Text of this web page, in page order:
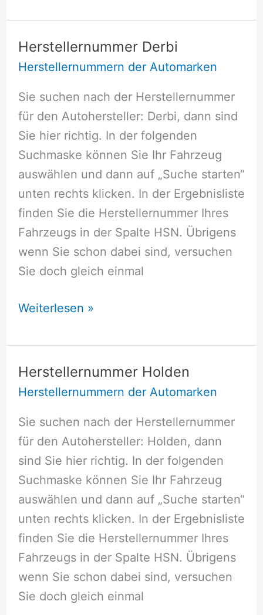
Herstellernummer Derbi
Herstellernummern der Automarken
Sie suchen nach der Herstellernummer
für den Autohersteller: Derbi, dann sind
Sie hier richtig. In der folgenden
Suchmaske können Sie Ihr Fahrzeug
auswählen und dann auf „Suche starten“
unten rechts klicken. In der Ergebnisliste
finden Sie die Herstellernummer Ihres
Fahrzeugs in der Spalte HSN. Übrigens
wenn Sie schon dabei sind, versuchen
Sie doch gleich einmal
Herstellernummer
Weiterlesen »
Herstellernummer Holden
Herstellernummern der Automarken
Sie suchen nach der Herstellernummer
für den Autohersteller: Holden, dann
sind Sie hier richtig. In der folgenden
Suchmaske können Sie Ihr Fahrzeug
auswählen und dann auf „Suche starten“
unten rechts klicken. In der Ergebnisliste
finden Sie die Herstellernummer Ihres
Fahrzeugs in der Spalte HSN. Übrigens
wenn Sie schon dabei sind, versuchen
Sie doch gleich einmal